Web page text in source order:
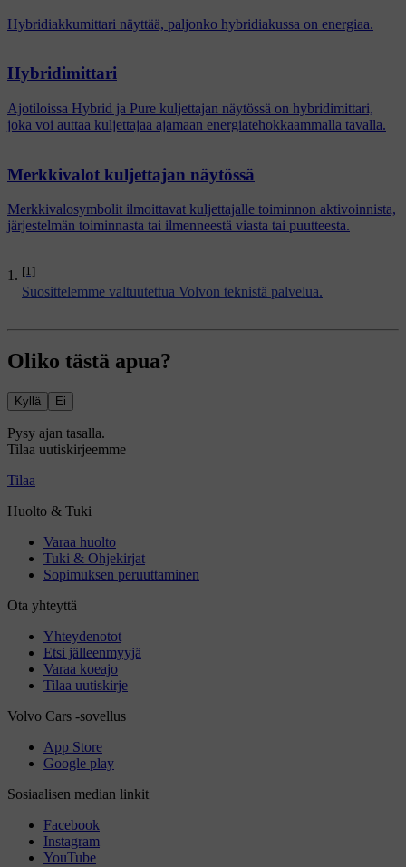
[1]
Suosittelemme valtuutettua Volvon teknistä palvelua.
Hybridiakkumittari näyttää, paljonko hybridiakussa on energiaa.
Hybridimittari
Ajotiloissa Hybrid ja Pure kuljettajan näytössä on hybridimittari,
joka voi auttaa kuljettajaa ajamaan energiatehokkaammalla tavalla.
Merkkivalot kuljettajan näytössä
Merkkivalosymbolit ilmoittavat kuljettajalle toiminnon aktivoinnista,
järjestelmän toiminnasta tai ilmenneestä viasta tai puutteesta.
Oliko tästä apua?
Kyllä Ei